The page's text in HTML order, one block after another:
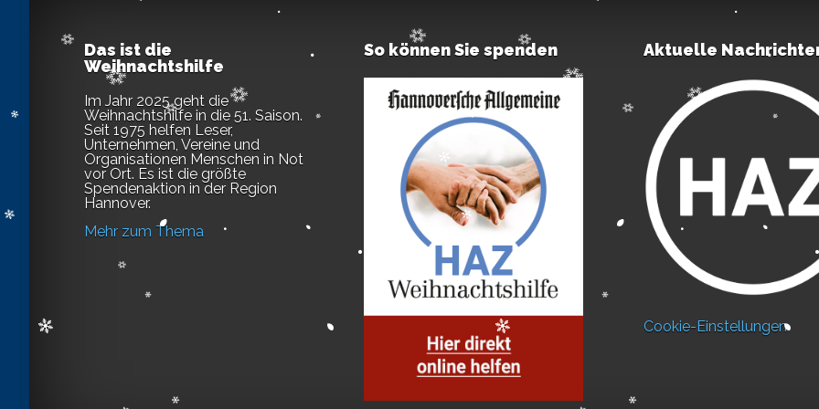
Das ist die
Weihnachtshilfe
Im Jahr 2025 geht die
Weihnachtshilfe in die 51. Saison.
Seit 1975 helfen Leser,
Unternehmen, Vereine und
Organisationen Menschen in Not
vor Ort. Es ist die größte
Spendenaktion in der Region
Hannover.
Mehr zum Thema
So können Sie spenden Aktuelle
Cookie-Einstellungen